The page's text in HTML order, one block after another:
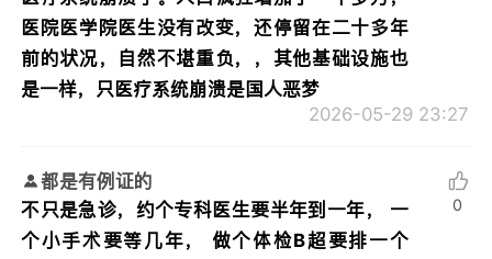
医院医学院医生没有改变，还停留在二十多年
前的状况，自然不堪重负，，其他基础设施也
是一样，只医疗系统崩溃是国人恶梦
2026-05-29 23:27
都是有例证的
不只是急诊，约个专科医生要半年到一年， 一
个小手术要等几年， 做个体检B超要排一个
0